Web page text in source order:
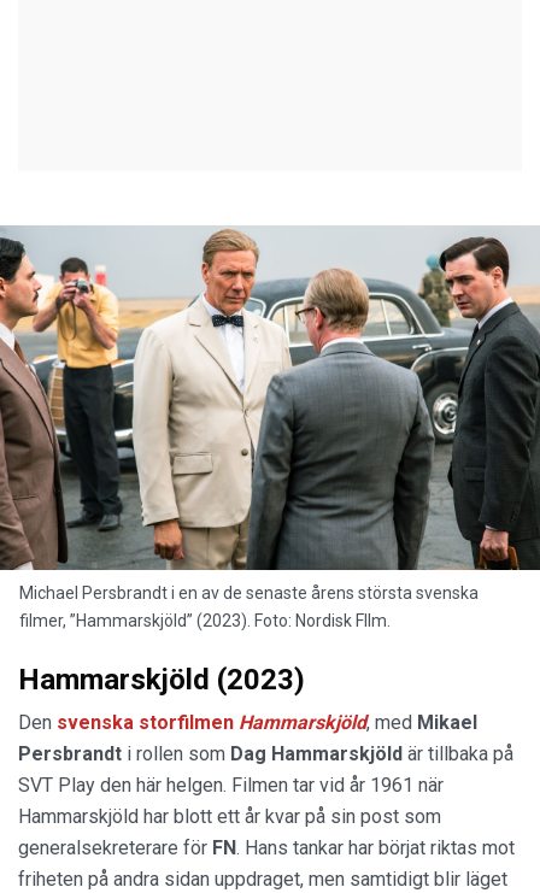
Michael Persbrandt i en av de senaste årens största svenska
filmer, ”Hammarskjöld” (2023). Foto: Nordisk FIlm.
Hammarskjöld (2023)
Den svenska storfilmen Hammarskjöld, med Mikael
Persbrandt i rollen som Dag Hammarskjöld är tillbaka på
SVT Play den här helgen. Filmen tar vid år 1961 när
Hammarskjöld har blott ett år kvar på sin post som
generalsekreterare för FN. Hans tankar har börjat riktas mot
friheten på andra sidan uppdraget, men samtidigt blir läget